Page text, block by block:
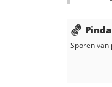
Pinda
Sporen van